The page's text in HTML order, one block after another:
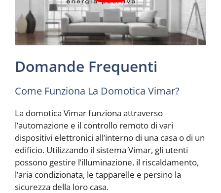
Domande Frequenti
Come Funziona La Domotica Vimar?
La domotica Vimar funziona attraverso
l’automazione e il controllo remoto di vari
dispositivi elettronici all’interno di una casa o di un
edificio. Utilizzando il sistema Vimar, gli utenti
possono gestire l’illuminazione, il riscaldamento,
l’aria condizionata, le tapparelle e persino la
sicurezza della loro casa.